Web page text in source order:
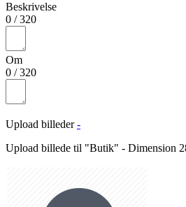
Beskrivelse
0 /320
Om
0 /320
Upload billeder -
Upload billede til "Butik" - Dimension